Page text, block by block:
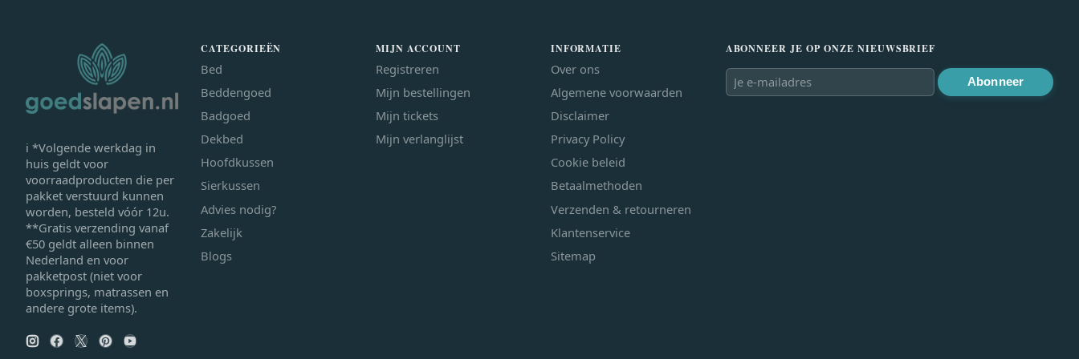
ℹ *Volgende werkdag in
huis geldt voor
voorraadproducten die per
pakket verstuurd kunnen
worden, besteld vóór 12u.
**Gratis verzending vanaf
€50 geldt alleen binnen
Nederland en voor
pakketpost (niet voor
boxsprings, matrassen en
andere grote items).
CATEGORIEËN
Bed
Beddengoed
Badgoed
Dekbed
Hoofdkussen
Sierkussen
Advies nodig?
Zakelijk
Blogs
MIJN ACCOUNT
Registreren
Mijn bestellingen
Mijn tickets
Mijn verlanglijst
INFORMATIE
Over ons
Algemene voorwaarden
Disclaimer
Privacy Policy
Cookie beleid
Betaalmethoden
Verzenden & retourneren
Klantenservice
Sitemap
ABONNEER JE OP ONZE NIEUWSBRIEF
Abonneer